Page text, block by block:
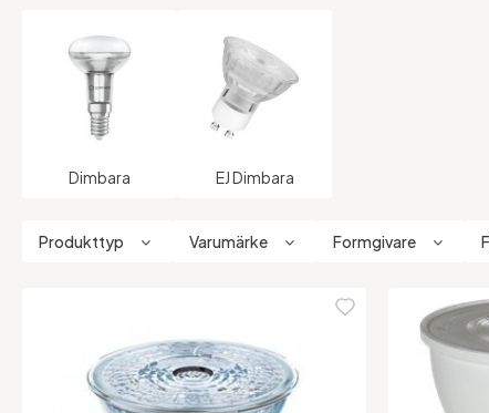
Dimbara EJ Dimbara
Produkttyp Varumärke Formgivare